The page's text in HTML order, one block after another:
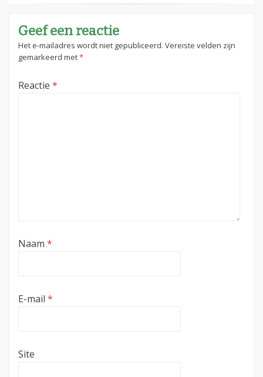
Geef een reactie
Het e-mailadres wordt niet gepubliceerd. Vereiste velden zijn
gemarkeerd met*
Reactie *
Naam *
E-mail *
Site